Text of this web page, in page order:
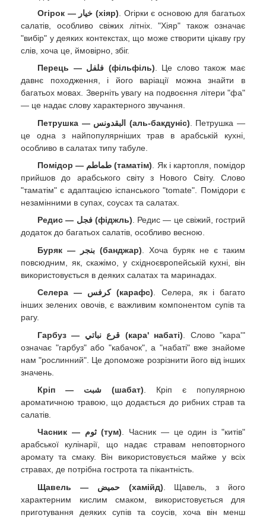
Огірок — خيار (хіяр) . Огірки є основою для багатьох
салатів, особливо свіжих літніх. "Хіяр" також означає
"вибір" у деяких контекстах, що може створити цікаву гру
слів, хоча це, ймовірно, збіг.
Перець — فلفل (фільфіль). Це слово також має
давнє походження, і його варіації можна знайти в
багатьох мовах. Зверніть увагу на подвоєння літери "фа"
— це надає слову характерного звучання.
Петрушка — البقدونس (аль-бакдуніс) . Петрушка —
це одна з найпопулярніших трав в арабській кухні,
особливо в салатах типу табуле.
Помідор — طماطم (таматім) . Як і картопля, помідор
прийшов до арабського світу з Нового Світу. Слово
"таматім" є адаптацією іспанського "tomate". Помідори є
незамінними в супах, соусах та салатах.
Редис — فجل (фіджль). Редис — це свіжий, гострий
додаток до багатьох салатів, особливо весною.
Буряк — بنجر (банджар) . Хоча буряк не є таким
повсюдним, як, скажімо, у східноєвропейській кухні, він
використовується в деяких салатах та маринадах.
Селера — كرفس (карафс) . Селера, як і багато
інших зелених овочів, є важливим компонентом супів та
рагу.
Гарбуз — قرع نباتي (кара' набаті) . Слово "кара'"
означає "гарбуз" або "кабачок", а "набаті" вже знайоме
нам "рослинний". Це допоможе розрізнити його від інших
значень.
Кріп — شبت (шабат) . Кріп є популярною
ароматичною травою, що додається до рибних страв та
салатів.
Часник — ثوم (тум). Часник — це один із "китів"
арабської кулінарії, що надає стравам неповторного
аромату та смаку. Він використовується майже у всіх
стравах, де потрібна гострота та пікантність.
Щавель — حميض (хамійд) . Щавель, з його
характерним кислим смаком, використовується для
приготування деяких супів та соусів, хоча він менш